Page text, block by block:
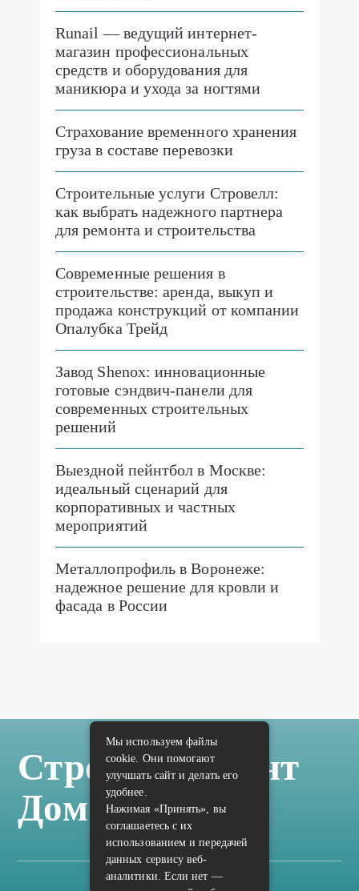
Runail — ведущий интернет-
магазин профессиональных
средств и оборудования для
маникюра и ухода за ногтями
Страхование временного хранения
груза в составе перевозки
Строительные услуги Стровелл:
как выбрать надежного партнера
для ремонта и строительства
Современные решения в
строительстве: аренда, выкуп и
продажа конструкций от компании
Опалубка Трейд
Завод Shenox: инновационные
готовые сэндвич-панели для
современных строительных
решений
Выездной пейнтбол в Москве:
идеальный сценарий для
корпоративных и частных
мероприятий
Металлопрофиль в Воронеже:
надежное решение для кровли и
фасада в России
Стройка Ремонт
Дом Отделка
Мы используем файлы
cookie. Они помогают
улучшать сайт и делать его
удобнее.
Нажимая «Принять», вы
соглашаетесь с их
использованием и передачей
данных сервису веб-
аналитики. Если нет —